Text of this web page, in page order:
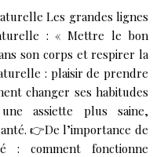
: « Mettre le bon
son corps et respirer la
: plaisir de prendre
changer ses habitudes
assiette plus saine,
👉De l’importance de
: comment fonctionne